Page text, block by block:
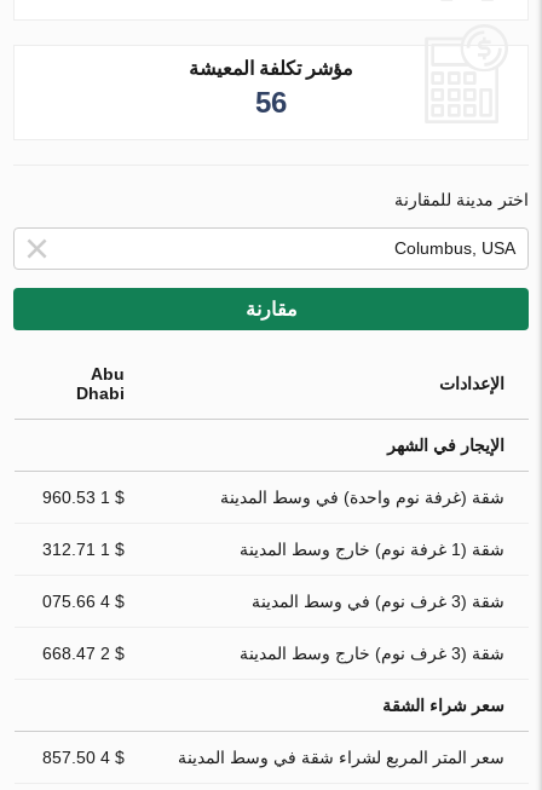
مؤشر تكلفة المعيشة
56
اختر مدينة للمقارنة
مقارنة
الإعدادات
Abu
Dhabi
الإيجار في الشهر
شقة (غرفة نوم واحدة) في وسط المدينة $ 1 960.53
شقة (1 غرفة نوم) خارج وسط المدينة $ 1 312.71
شقة (3 غرف نوم) في وسط المدينة $ 4 075.66
شقة (3 غرف نوم) خارج وسط المدينة $ 2 668.47
سعر شراء الشقة
سعر المتر المربع لشراء شقة في وسط المدينة $ 4 857.50